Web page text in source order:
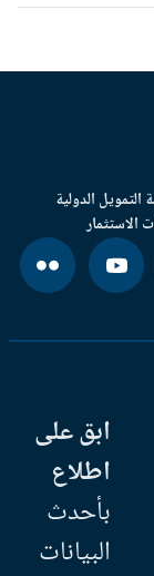
الدولية
ابق على
اطلاع
بأحدث
البيانات